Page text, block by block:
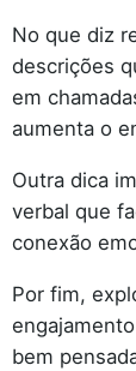
No que diz
descrições
em
aumenta o
Outra dica
verbal que
conexão
Por fim,
bem